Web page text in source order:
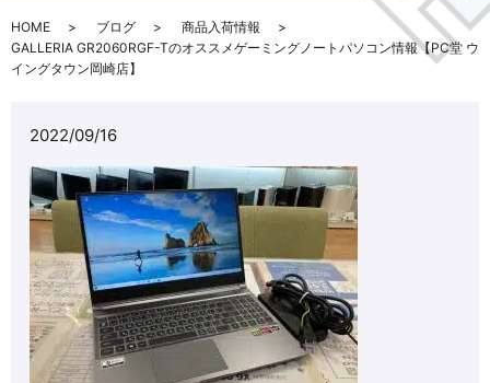
HOME ブログ
商品入荷情報
GALLERIA GR2060RGF-Tのオススメゲーミングノートパソコン情報【PC堂 ウ
イングタウン岡崎店】
2022/09/16